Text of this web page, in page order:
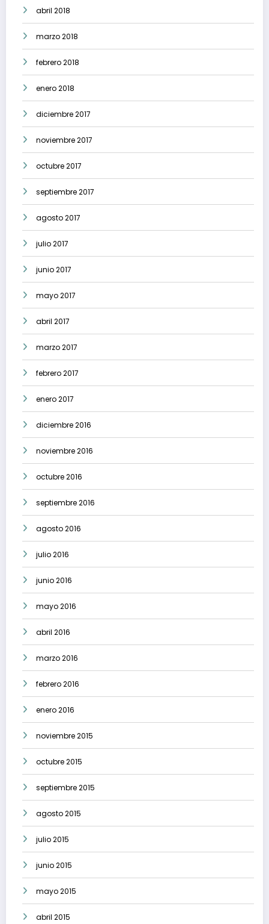
abril 2018
marzo 2018
febrero 2018
enero 2018
diciembre 2017
noviembre 2017
octubre 2017
septiembre 2017
agosto 2017
julio 2017
junio 2017
mayo 2017
abril 2017
marzo 2017
febrero 2017
enero 2017
diciembre 2016
noviembre 2016
octubre 2016
septiembre 2016
agosto 2016
julio 2016
junio 2016
mayo 2016
abril 2016
marzo 2016
febrero 2016
enero 2016
noviembre 2015
octubre 2015
septiembre 2015
agosto 2015
julio 2015
junio 2015
mayo 2015
abril 2015